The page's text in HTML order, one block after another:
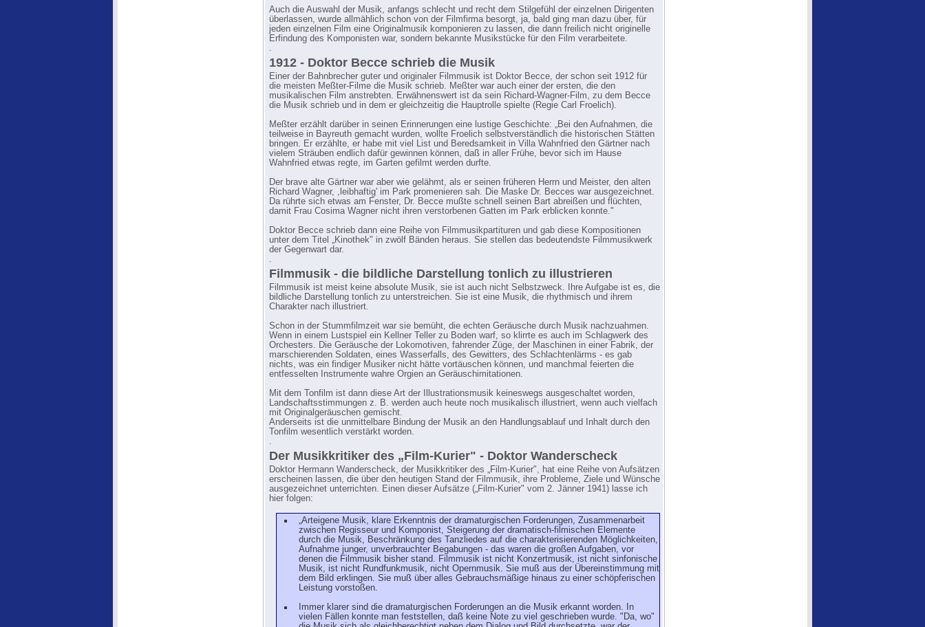
Auch die Auswahl der Musik, anfangs schlecht und recht dem Stilgefühl der einzelnen Dirigenten
überlassen, wurde allmählich schon von der Filmfirma besorgt, ja, bald ging man dazu über, für
jeden einzelnen Film eine Originalmusik komponieren zu lassen, die dann freilich nicht originelle
Erfindung des Komponisten war, sondern bekannte Musikstücke für den Film verarbeitete.
.
1912 - Doktor Becce schrieb die Musik
Einer der Bahnbrecher guter und originaler Filmmusik ist Doktor Becce, der schon seit 1912 für
die meisten Meßter-Filme die Musik schrieb. Meßter war auch einer der ersten, die den
musikalischen Film anstrebten. Erwähnenswert ist da sein Richard-Wagner-Film, zu dem Becce
die Musik schrieb und in dem er gleichzeitig die Hauptrolle spielte (Regie Carl Froelich).
Meßter erzählt darüber in seinen Erinnerungen eine lustige Geschichte: „Bei den Aufnahmen, die
teilweise in Bayreuth gemacht wurden, wollte Froelich selbstverständlich die historischen Stätten
bringen. Er erzählte, er habe mit viel List und Beredsamkeit in Villa Wahnfried den Gärtner nach
vielem Sträuben endlich dafür gewinnen können, daß in aller Frühe, bevor sich im Hause
Wahnfried etwas regte, im Garten gefilmt werden durfte.
Der brave alte Gärtner war aber wie gelähmt, als er seinen früheren Herrn und Meister, den alten
Richard Wagner, ,leibhaftig' im Park promenieren sah. Die Maske Dr. Becces war ausgezeichnet.
Da rührte sich etwas am Fenster, Dr. Becce mußte schnell seinen Bart abreißen und flüchten,
damit Frau Cosima Wagner nicht ihren verstorbenen Gatten im Park erblicken konnte."
Doktor Becce schrieb dann eine Reihe von Filmmusikpartituren und gab diese Kompositionen
unter dem Titel „Kinothek" in zwölf Bänden heraus. Sie stellen das bedeutendste Filmmusikwerk
der Gegenwart dar.
.
Filmmusik - die bildliche Darstellung tonlich zu illustrieren
Filmmusik ist meist keine absolute Musik, sie ist auch nicht Selbstzweck. Ihre Aufgabe ist es, die
bildliche Darstellung tonlich zu unterstreichen. Sie ist eine Musik, die rhythmisch und ihrem
Charakter nach illustriert.
Schon in der Stummfilmzeit war sie bemüht, die echten Geräusche durch Musik nachzuahmen.
Wenn in einem Lustspiel ein Kellner Teller zu Boden warf, so klirrte es auch im Schlagwerk des
Orchesters. Die Geräusche der Lokomotiven, fahrender Züge, der Maschinen in einer Fabrik, der
marschierenden Soldaten, eines Wasserfalls, des Gewitters, des Schlachtenlärms - es gab
nichts, was ein findiger Musiker nicht hätte vortäuschen können, und manchmal feierten die
entfesselten Instrumente wahre Orgien an Geräuschimitationen.
Mit dem Tonfilm ist dann diese Art der Illustrationsmusik keineswegs ausgeschaltet worden,
Landschaftsstimmungen z. B. werden auch heute noch musikalisch illustriert, wenn auch vielfach
mit Originalgeräuschen gemischt.
Anderseits ist die unmittelbare Bindung der Musik an den Handlungsablauf und Inhalt durch den
Tonfilm wesentlich verstärkt worden.
.
Der Musikkritiker des „Film-Kurier" - Doktor Wanderscheck
Doktor Hermann Wanderscheck, der Musikkritiker des „Film-Kurier", hat eine Reihe von Aufsätzen
erscheinen lassen, die über den heutigen Stand der Filmmusik, ihre Probleme, Ziele und Wünsche
ausgezeichnet unterrichten. Einen dieser Aufsätze („Film-Kurier" vom 2. Jänner 1941) lasse ich
hier folgen:
„Arteigene Musik, klare Erkenntnis der dramaturgischen Forderungen, Zusammenarbeit
zwischen Regisseur und Komponist, Steigerung der dramatisch-filmischen Elemente
durch die Musik, Beschränkung des Tanzliedes auf die charakterisierenden Möglichkeiten,
Aufnahme junger, unverbrauchter Begabungen - das waren die großen Aufgaben, vor
denen die Filmmusik bisher stand. Filmmusik ist nicht Konzertmusik, ist nicht sinfonische
Musik, ist nicht Rundfunkmusik, nicht Opernmusik. Sie muß aus der Übereinstimmung mit
dem Bild erklingen. Sie muß über alles Gebrauchsmäßige hinaus zu einer schöpferischen
Leistung vorstoßen.
Immer klarer sind die dramaturgischen Forderungen an die Musik erkannt worden. In
vielen Fällen konnte man feststellen, daß keine Note zu viel geschrieben wurde. "Da, wo"